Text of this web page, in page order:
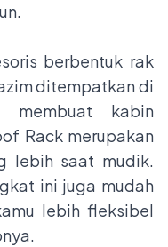
berbentuk rak
ditempatkan di
kabin
Rack merupakan
lebih saat mudik.
ini juga mudah
lebih fleksibel